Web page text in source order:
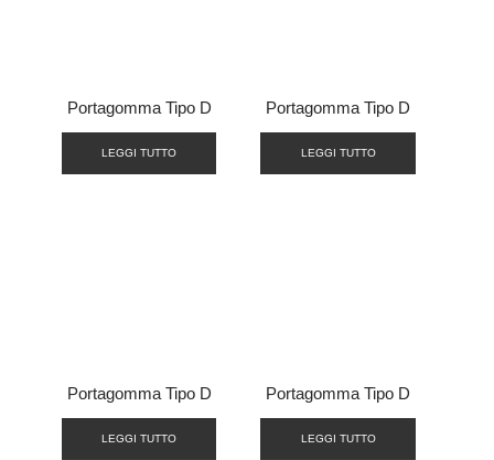
Portagomma Tipo D
LEGGI TUTTO
Portagomma Tipo D
LEGGI TUTTO
Portagomma Tipo D
LEGGI TUTTO
Portagomma Tipo D
LEGGI TUTTO